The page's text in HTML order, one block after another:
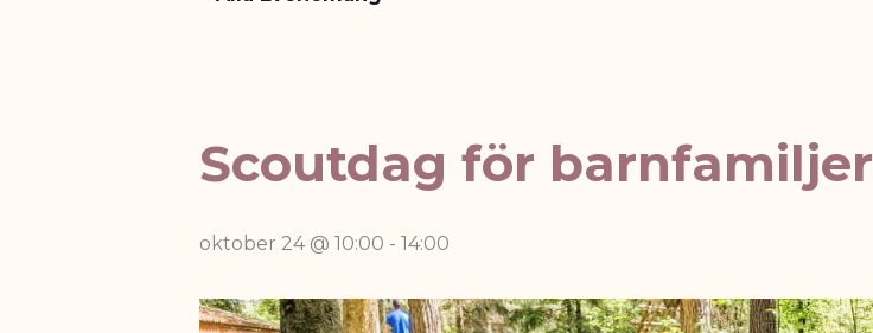
Scoutdag för barnfamiljer
oktober 24 @ 10:00 - 14:00